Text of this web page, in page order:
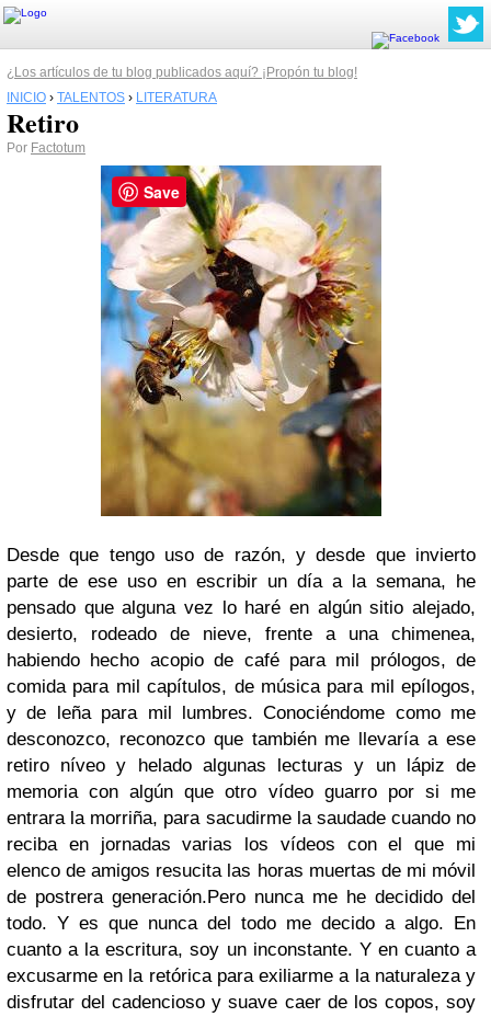
¿Los artículos de tu blog publicados aquí? ¡Propón tu blog!
INICIO › TALENTOS › LITERATURA
Retiro
Por Factotum
Desde que tengo uso de razón, y desde que invierto
parte de ese uso en escribir un día a la semana, he
pensado que alguna vez lo haré en algún sitio alejado,
desierto, rodeado de nieve, frente a una chimenea,
habiendo hecho acopio de café para mil prólogos, de
comida para mil capítulos, de música para mil epílogos,
y de leña para mil lumbres. Conociéndome como me
desconozco, reconozco que también me llevaría a ese
retiro níveo y helado algunas lecturas y un lápiz de
memoria con algún que otro vídeo guarro por si me
entrara la morriña, para sacudirme la saudade cuando no
reciba en jornadas varias los vídeos con el que mi
elenco de amigos resucita las horas muertas de mi móvil
de postrera generación.Pero nunca me he decidido del
todo. Y es que nunca del todo me decido a algo. En
cuanto a la escritura, soy un inconstante. Y en cuanto a
excusarme en la retórica para exiliarme a la naturaleza y
disfrutar del cadencioso y suave caer de los copos, soy
Save